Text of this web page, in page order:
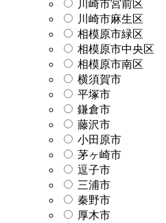
川崎市宮前区
川崎市麻生区
相模原市緑区
相模原市中央区
相模原市南区
横須賀市
平塚市
鎌倉市
藤沢市
小田原市
茅ヶ崎市
逗子市
三浦市
秦野市
厚木市